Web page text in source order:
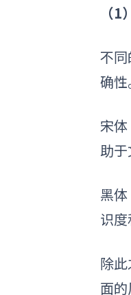
（
不
确
宋
助
黑
识
除
面